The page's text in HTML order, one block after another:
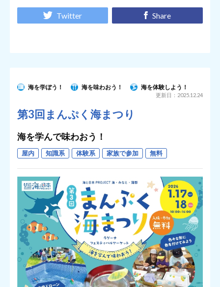
Twitter Share
海を学ぼう！ 海を味わおう！ 海を体験しよう！
更新日：2025.12.24
第3回まんぷく海まつり
海を学んで味わおう！
屋内 知識系 体験系 家族で参加 無料